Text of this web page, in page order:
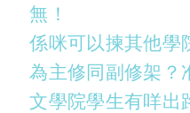
無！
係咪可以揀其他學
為主修同副修架？
文學院學生有咩出